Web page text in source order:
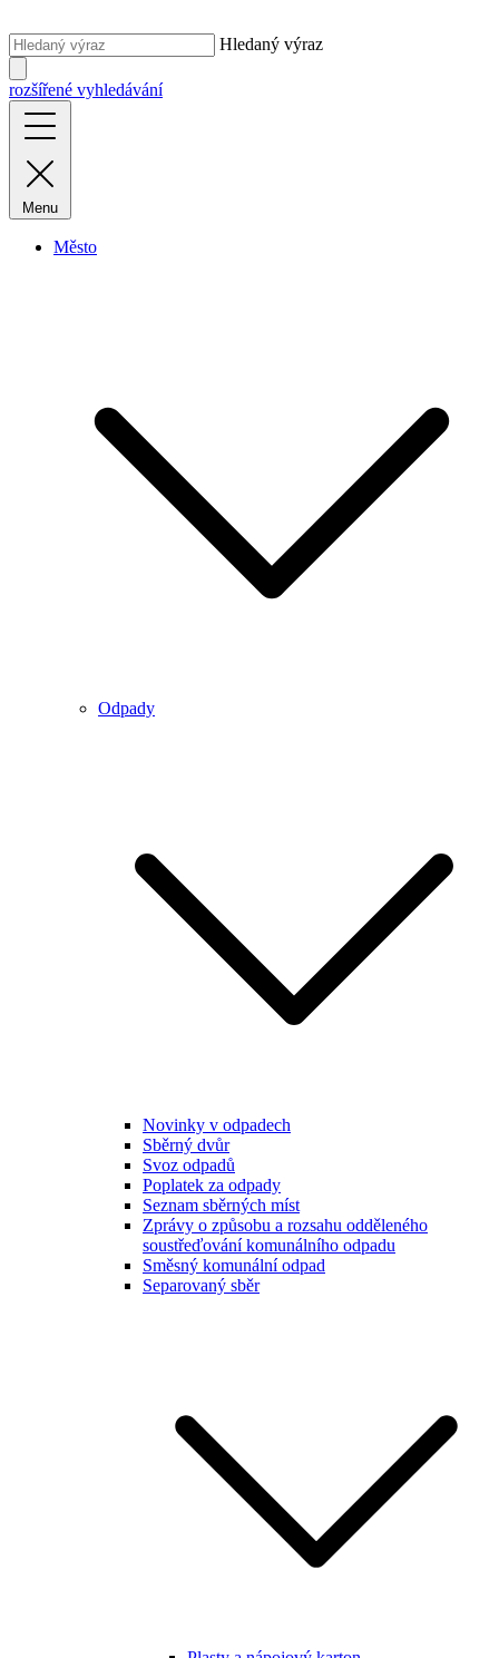
Hledaný výraz
rozšířené vyhledávání
Menu
Město
Odpady
Novinky v odpadech
Sběrný dvůr
Svoz odpadů
Poplatek za odpady
Seznam sběrných míst
Zprávy o způsobu a rozsahu odděleného
soustřeďování komunálního odpadu
Směsný komunální odpad
Separovaný sběr